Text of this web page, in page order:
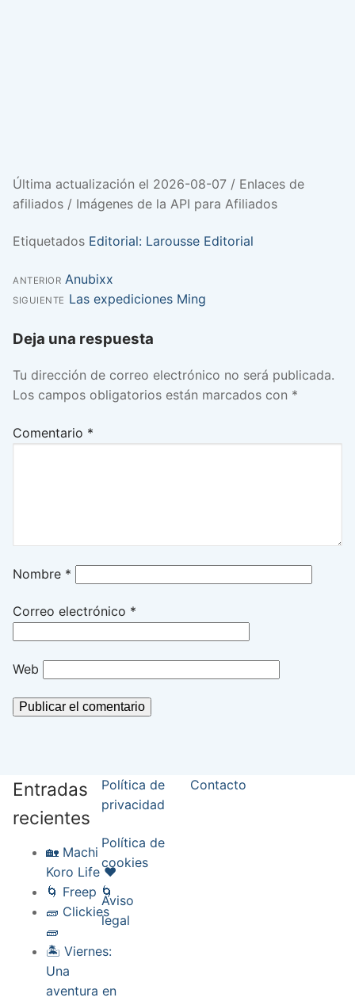
Última actualización el 2026-08-07 / Enlaces de
afiliados / Imágenes de la API para Afiliados
Etiquetados Editorial: Larousse Editorial
Navegación
entradas
ANTERIOR Entrada
anterior:
Anubixx
SIGUIENTE Entrada
Las expediciones Ming
Deja una respuesta
Tu dirección de correo electrónico no será publicada.
Los campos obligatorios están marcados con *
Comentario *
Nombre *
Correo electrónico *
Web
Entradas
recientes
🏡 Machi
Koro Life ❤️
🌀 Freep 🌀
🧱 Clickies
🧱
🏝️ Viernes:
Una
aventura en
Política de
privacidad
Política de
cookies
Aviso
legal
Contacto